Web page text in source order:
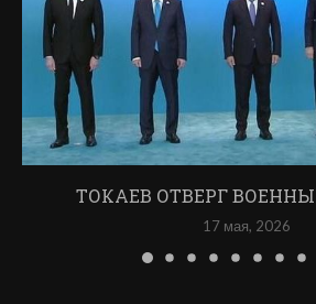
ТОКАЕВ ОТВЕРГ
17 мая, 2026